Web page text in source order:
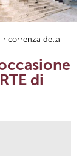
ricorrenza della
di